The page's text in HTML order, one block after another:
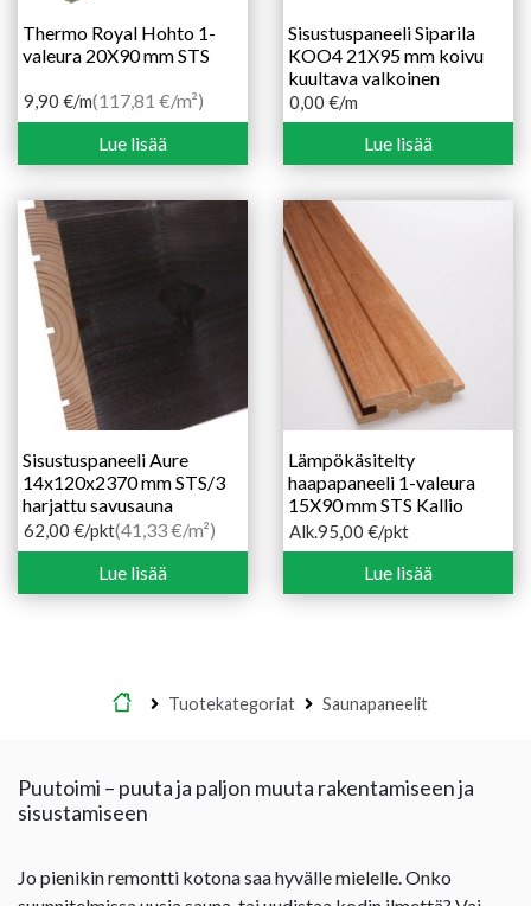
Thermo Royal Hohto 1-
valeura 20X90 mm STS
9,90 €/m(117,81 €/m²)
Lue lisää
Sisustuspaneeli Siparila
KOO4 21X95 mm koivu
kuultava valkoinen
0,00 €/m
Lue lisää
Sisustuspaneeli Aure
14x120x2370 mm STS/3
harjattu savusauna
62,00 €/pkt(41,33 €/m²)
Lue lisää
Lämpökäsitelty
haapapaneeli 1-valeura
15X90 mm STS Kallio
Alk.95,00 €
Hintaluokka:
-
/pkt
Lue lisää
Etusivu
Tuotekategoriat Saunapaneelit
Puutoimi – puuta ja paljon muuta rakentamiseen ja
sisustamiseen
Jo pienikin remontti kotona saa hyvälle mielelle. Onko